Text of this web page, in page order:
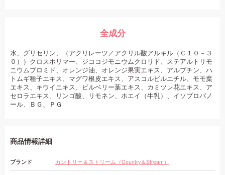
全成分
水、グリセリン、（アクリレーツ／アクリル酸アルキル（Ｃ１０－３
０））クロスポリマー、ジココジモニウムクロリド、ステアルトリモ
ニウムブロミド、オレンジ油、オレンジ果実エキス、アルブチン、ハ
トムギ種子エキス、マグワ根皮エキス、アスコルビルエチル、モモ葉
エキス、キウイエキス、ビルベリー葉エキス、カミツレ花エキス、ア
セロラエキス、リンゴ酸、リモネン、ホエイ（牛乳）、イソプロパノ
ール、ＢＧ、ＰＧ
商品情報詳細
ブランド カントリー＆ストリーム（Country＆Stream）